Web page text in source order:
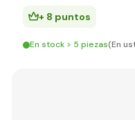
+ 8 puntos
En stock > 5 piezas(En